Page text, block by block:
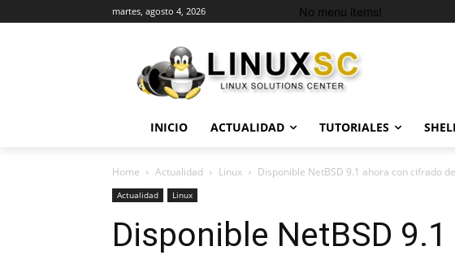
martes, agosto 4, 2026 No menu items!
INICIO ACTUALIDAD TUTORIALES
Home Actualidad Linux Disponible NetBSD 9.1 ahora con cifrado
Actualidad Linux
Disponible NetBSD